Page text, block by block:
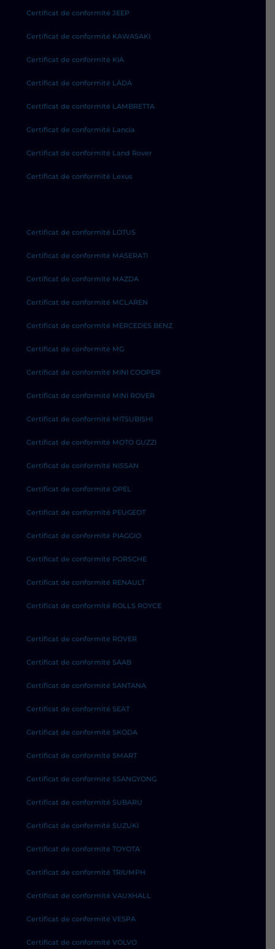
Certificat de conformité JEEP
Certificat de conformité KAWASAKI
Certificat de conformité KIA
Certificat de conformité LADA
Certificat de conformité LAMBRETTA
Certificat de conformité Lancia
Certificat de conformité Land Rover
Certificat de conformité Lexus
Certificat de conformité LOTUS
Certificat de conformité MASERATI
Certificat de conformité MAZDA
Certificat de conformité MCLAREN
Certificat de conformité MERCEDES BENZ
Certificat de conformité MG
Certificat de conformité MINI COOPER
Certificat de conformité MINI ROVER
Certificat de conformité MITSUBISHI
Certificat de conformité MOTO GUZZI
Certificat de conformité NISSAN
Certificat de conformité OPEL
Certificat de conformité PEUGEOT
Certificat de conformité PIAGGIO
Certificat de conformité PORSCHE
Certificat de conformité RENAULT
Certificat de conformité ROLLS ROYCE
Certificat de conformité ROVER
Certificat de conformité SAAB
Certificat de conformité SANTANA
Certificat de conformité SEAT
Certificat de conformité SKODA
Certificat de conformité SMART
Certificat de conformité SSANGYONG
Certificat de conformité SUBARU
Certificat de conformité SUZUKI
Certificat de conformité TOYOTA
Certificat de conformité TRIUMPH
Certificat de conformité VAUXHALL
Certificat de conformité VESPA
Certificat de conformité VOLVO